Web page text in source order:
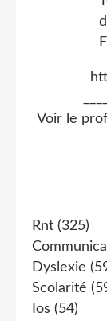
Rnt (325)
Dyslexie
Scolarité
Ios (54)
Voir le